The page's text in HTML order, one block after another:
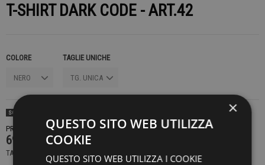
T-SHIRT DARK CODE - ART.42
COLORE TAGLIE UNICHE
SOLD OUT
PRODOTTO NON DISPONIBILE CONTATTACI PER SAPERE DI PIÙ
69,00 €
TASSE INCLUSE
×
QUESTO SITO WEB UTILIZZA
COOKIE
QUESTO SITO WEB UTILIZZA I COOKIE